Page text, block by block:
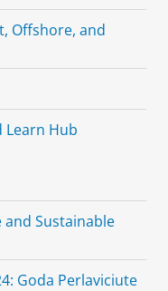
Offshore, and
Learn Hub
Sustainable
Goda Perlaviciute